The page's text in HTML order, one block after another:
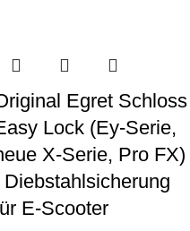
Egret Schloss
Lock (Ey-Serie,
X-Serie, Pro FX)
| Diebstahlsicherung
E-Scooter